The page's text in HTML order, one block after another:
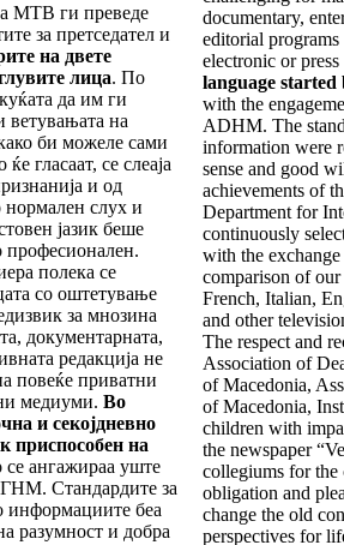
documentary,
editorial
electronic or
language
with the
ADHM. The
information were
sense and good
achievements of
Department for
continuously
with the
comparison of
French, Italian,
and other
The respect and
Association of
of Macedonia,
of Macedonia,
children with
the newspaper
collegiums for the
obligation and
change the old
perspectives for
МТВ ги преведе
за претседател и
на двете
лица. По
да им ги
ветувањата на
би можеле сами
гласаат, се слеаја
и од
нормален слух и
јазик беше
професионален.
полека се
со оштетување
за мнозина
документарната,
редакција не
повеќе приватни
медиуми. Во
и секојдневно
приспособен на
се ангажираа уште
Стандардите за
информациите беа
разумност и добра